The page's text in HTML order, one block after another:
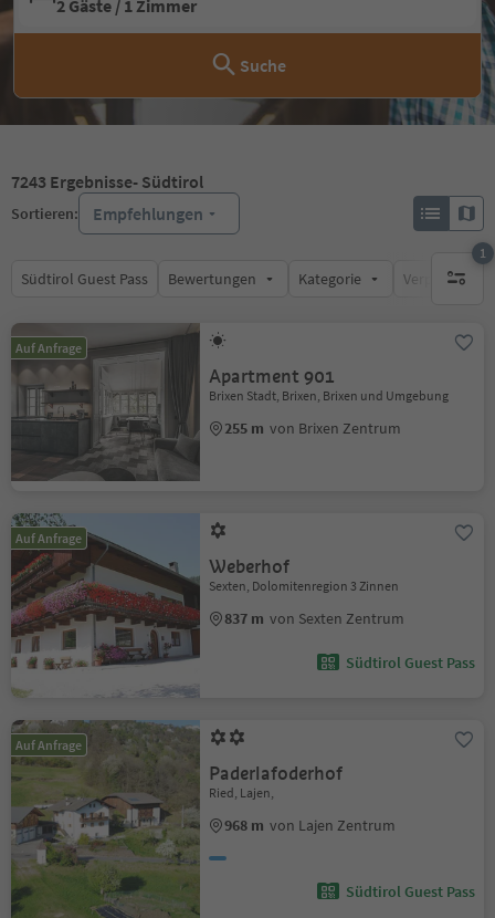
2 Gäste / 1 Zimmer
Suche
7243 Ergebnisse- Südtirol
Sortieren: Empfehlungen
Südtirol Guest Pass Bewertungen Kategorie
1
1
Auf Anfrage
Apartment 901
Brixen Stadt, Brixen, Brixen und Umgebung
255 m von Brixen Zentrum
Auf Anfrage
Weberhof
Sexten, Dolomitenregion 3 Zinnen
837 m von Sexten Zentrum
Südtirol Guest Pass
Auf Anfrage
Paderlafoderhof
Ried, Lajen,
968 m von Lajen Zentrum
Südtirol Guest Pass